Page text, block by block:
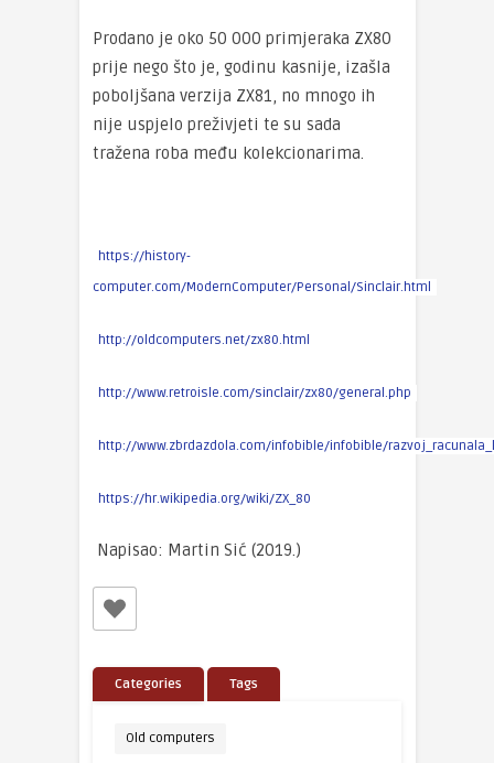
Prodano je oko 50 000 primjeraka ZX80
prije nego što je, godinu kasnije, izašla
poboljšana verzija ZX81, no mnogo ih
nije uspjelo preživjeti te su sada
tražena roba među kolekcionarima.
https://history-
computer.com/ModernComputer/Personal/Sinclair.html
http://oldcomputers.net/zx80.html
http://www.retroisle.com/sinclair/zx80/general.php
http://www.zbrdazdola.com/infobible/infobible/
https://hr.wikipedia.org/wiki/ZX_80
Napisao: Martin Sić (2019.)
Categories Tags
Old computers